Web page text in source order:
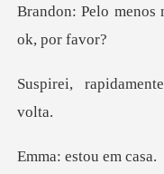
estou